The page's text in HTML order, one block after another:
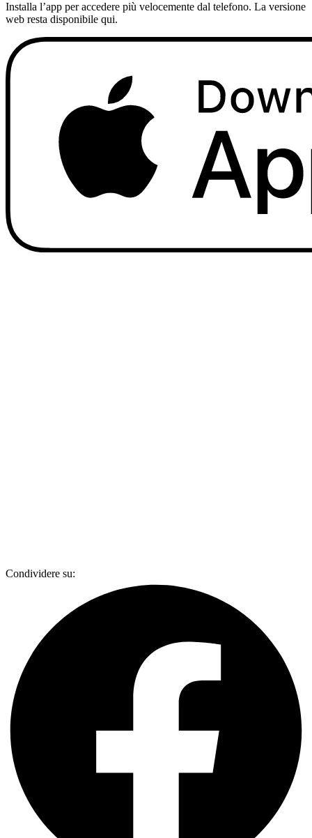
Installa l’app per accedere più velocemente dal telefono. La versione
web resta disponibile qui.
Condividere su: